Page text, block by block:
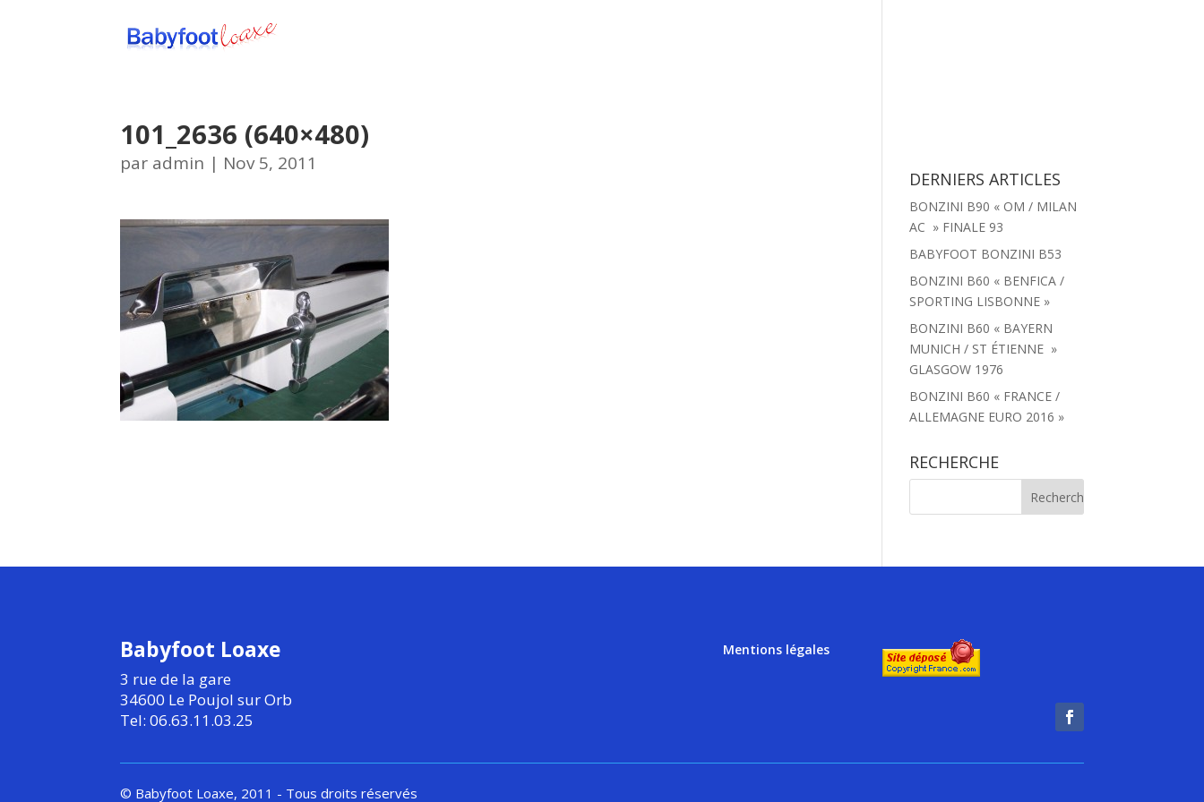
101_2636 (640×480)
par admin | Nov 5, 2011
DERNIERS ARTICLES
BONZINI B90 « OM / MILAN
AC » FINALE 93
BABYFOOT BONZINI B53
BONZINI B60 « BENFICA /
SPORTING LISBONNE »
BONZINI B60 « BAYERN
MUNICH / ST ÉTIENNE »
GLASGOW 1976
BONZINI B60 « FRANCE /
ALLEMAGNE EURO 2016 »
RECHERCHE
Babyfoot Loaxe
3 rue de la gare
34600 Le Poujol sur Orb
Tel: 06.63.11.03.25
Mentions légales
© Babyfoot Loaxe, 2011 - Tous droits réservés